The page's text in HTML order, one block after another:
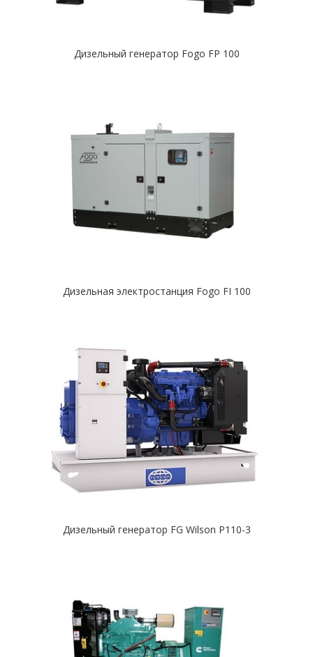
Дизельный генератор Fogo FP 100
Дизельная электростанция Fogo FI 100
Дизельный генератор FG Wilson P110-3